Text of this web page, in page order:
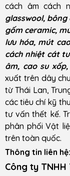
cách âm cách
glasswool,
gốm ceramic,
lưu hóa, mút
cách nhiệt cát
âm, cao su
xuất trên dây
từ Thái Lan,
các tiêu chí kỹ
tư vấn thết kế.
phân phối Vật
trên toàn quốc.
Thông tin liên hệ:
Công ty TNHH